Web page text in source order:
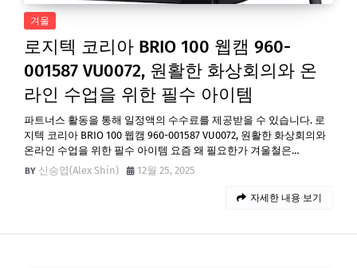
겨울
로지텍 코리아 BRIO 100 웹캠 960-
001587 VU0072, 원활한 화상회의와 온
라인 수업을 위한 필수 아이템
파트너스 활동을 통해 일정액의 수수료를 제공받을 수 있습니다. 로
지텍 코리아 BRIO 100 웹캠 960-001587 VU0072, 원활한 화상회의와
온라인 수업을 위한 필수 아이템 요즘 왜 필요한가 겨울철은…
신승엽(Alex Shin)
12월 25, 2025
자세한 내용 보기